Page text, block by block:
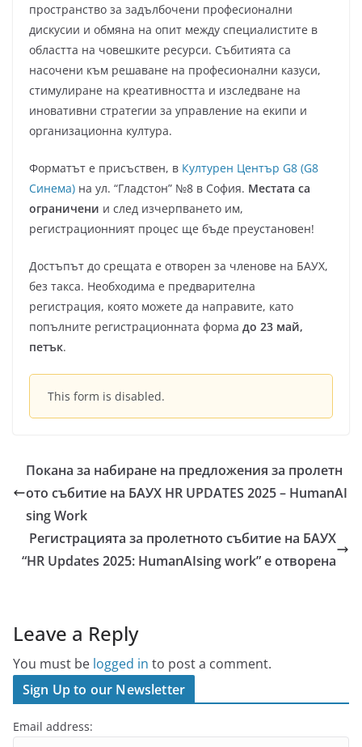
пространство за задълбочени професионални
дискусии и обмяна на опит между специалистите в
областта на човешките ресурси. Събитията са
насочени към решаване на професионални казуси,
стимулиране на креативността и изследване на
иновативни стратегии за управление на екипи и
организационна култура.
Форматът е присъствен, в Културен Център G8 (G8
Синема) на ул. “Гладстон” №8 в София. Местата са
ограничени и след изчерпването им,
регистрационният процес ще бъде преустановен!
Достъпът до срещата е отворен за членове на БАУХ,
без такса. Необходима е предварителна
регистрация, която можете да направите, като
попълните регистрационната форма до 23 май,
петък.
This form is disabled.
Покана за набиране на предложения за пролетн
ото събитие на БАУХ HR UPDATES 2025 – HumanAI
sing Work
Регистрацията за пролетното събитие на БАУХ
“HR Updates 2025: HumanAIsing work” е отворена
Leave a Reply
You must be logged in to post a comment.
Sign Up to our Newsletter
Email address: